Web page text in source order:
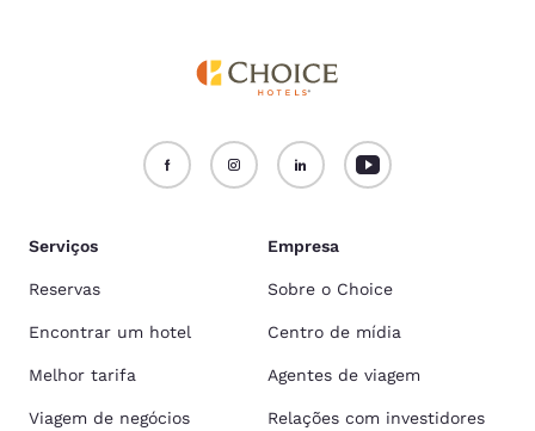
Serviços
Reservas
Encontrar um hotel
Melhor tarifa
Viagem de negócios
Empresa
Sobre o Choice
Centro de mídia
Agentes de viagem
Relações com investidores